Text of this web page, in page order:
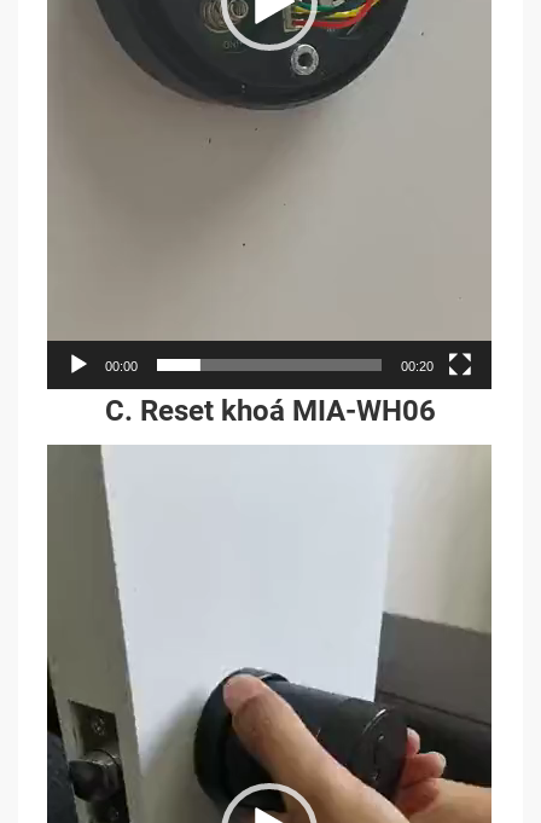
00:00 00:20
C. Reset khoá MIA-WH06